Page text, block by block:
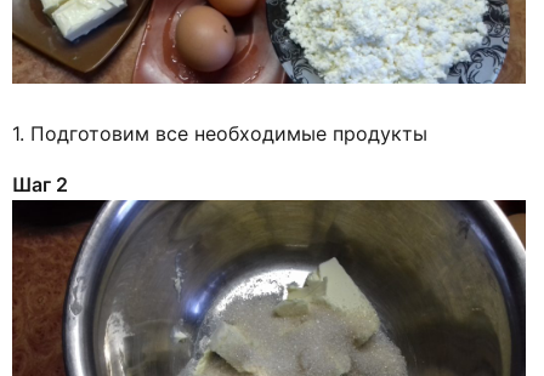
1. Подготовим все необходимые продукты
Шаг 2